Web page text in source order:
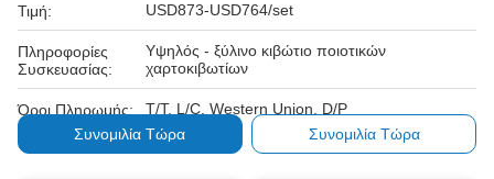
Τιμή: USD873-USD764/set
Πληροφορίες
Συσκευασίας:
Υψηλός - ξύλινο κιβώτιο ποιοτικών
χαρτοκιβωτίων
Όροι Πληρωμής:
T/T, L/C, Western Union, D/P
Συνομιλία Τώρα
Συνομιλία Τώρα